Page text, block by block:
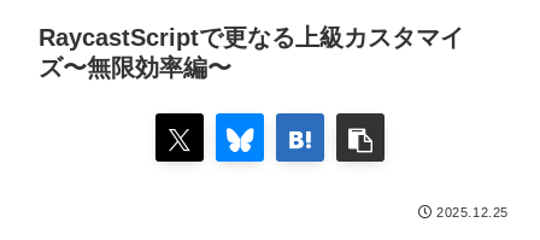
RaycastScriptで更なる上級カスタマイ
ズ〜無限効率編〜
2025.12.25